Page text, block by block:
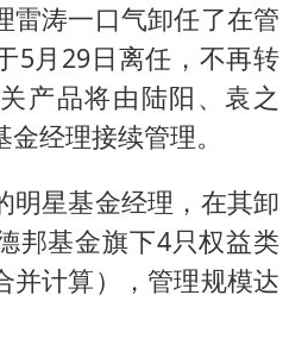
茅台部分直营店飞天茅台提价
白海豚将正面袭击贯穿浙江
酒店回应车内过夜被收150元
雷涛一口气卸任了在管
5月29日离任，不再转
产品将由陆阳、袁之
经理接续管理。
明星基金经理，在其卸
邦基金旗下4只权益类
并计算），管理规模达